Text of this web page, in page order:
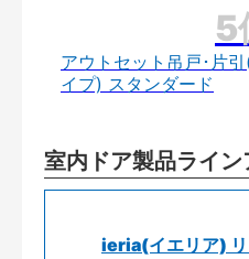
アウトセット吊戸･片
イプ) スタンダード
室内ドア製品ライン
ieria(イエリア)